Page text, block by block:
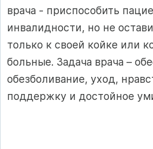
врача - приспособить
инвалидности, но не
только к своей койке или
больные. Задача врача –
обезболивание, уход,
поддержку и достойное